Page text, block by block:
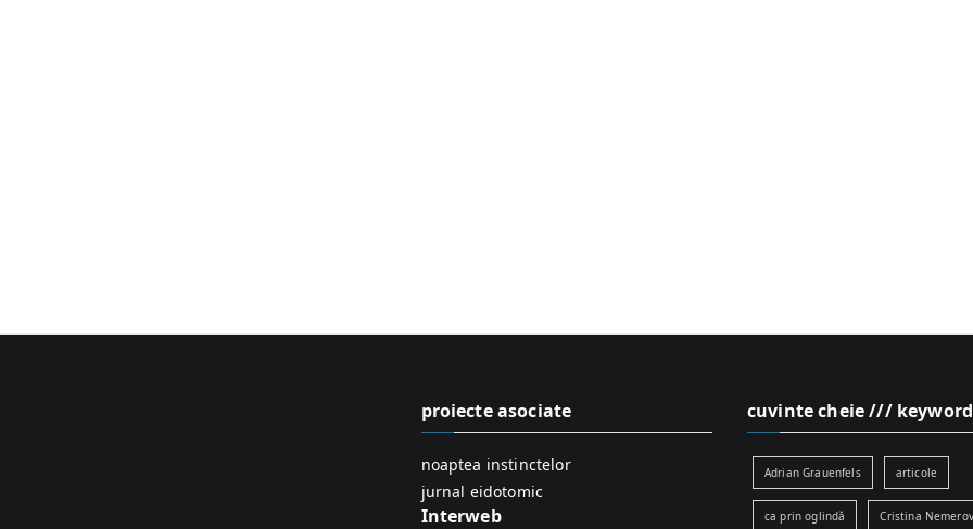
proiecte asociate
noaptea instinctelor
jurnal eidotomic
Interweb
cuvinte cheie ///
Adrian Grauenfels articole
ca prin oglindă Cristina